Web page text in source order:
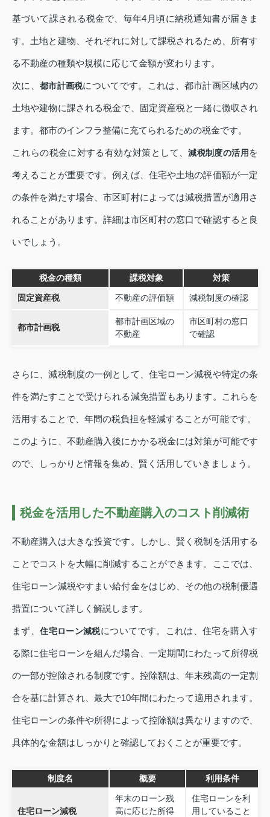
基づいて課される税金で、毎年4月頃に納税通知書が届きま
す。土地と建物、それぞれに対して課税されるため、所有す
る不動産の種類や規模に応じて金額が変わります。
次に、 都市計画税についてです。これは、都市計画区域内の
土地や建物に課される税金で、固定資産税と一緒に徴収され
ます。都市のインフラ整備に充てられるための税金です。
これらの税金に対する有効な対策として、減税制度の活用 を
考えることが重要です。例えば、住宅や土地の評価額が一定
の条件を満たす場合、市区町村によっては減税措置が適用さ
れることがあります。詳細は市区町村の窓口で確認すると良
いでしょう。
税金の種類 課税対象 対策
固定資産税 不動産の評価額 減税制度の確認
都市計画税
都市計画区域の
不動産
市区町村の窓口
で確認
さらに、減税制度の一例として、住宅ローン減税や特定の条
件を満たすことで受けられる減免措置もあります。これらを
活用することで、年間の税負担を軽減することが可能です。
このように、不動産購入後にかかる税金には対策が可能です
ので、しっかりと情報を集め、賢く活用していきましょう。
税金を活用した不動産購入のコスト削減術
不動産購入は大きな投資です。しかし、賢く税制を活用する
ことでコストを大幅に削減することができます。ここでは、
住宅ローン減税やすまい給付金をはじめ、その他の税制優遇
措置について詳しく解説します。
まず、住宅ローン減税についてです。これは、住宅を購入す
る際に住宅ローンを組んだ場合、一定期間にわたって所得税
の一部が控除される制度です。控除額は、年末残高の一定割
合を基に計算され、最大で10年間にわたって適用されます。
住宅ローンの条件や所得によって控除額は異なりますので、
具体的な金額はしっかりと確認しておくことが重要です。
制度名 概要 利用条件
住宅ローン減税
年末のローン残
高に応じた所得
住宅ローンを利
用していること